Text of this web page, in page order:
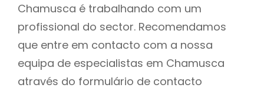
Chamusca é trabalhando com um
profissional do sector. Recomendamos
que entre em contacto com a nossa
equipa de especialistas em Chamusca
através do formulário de contacto